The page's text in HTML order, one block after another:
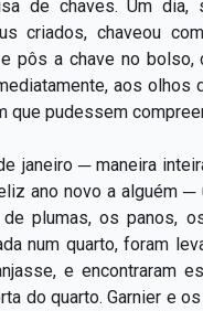
de chaves. Um dia,
criados, chaveou
pôs a chave no bolso,
aos olhos
que pudessem
janeiro ─ maneira
ano novo a alguém ─
plumas, os panos,
num quarto, foram
e encontraram
do quarto. Garnier e